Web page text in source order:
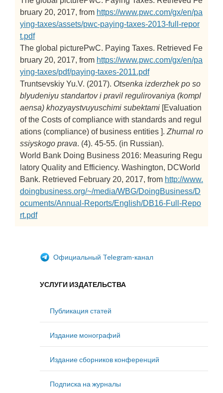
bruary 20, 2017, from https://www.pwc.com/gx/en/pa
ying-taxes/assets/pwc-paying-taxes-2013-full-repor
t.pdf
The global picturePwC. Paying Taxes. Retrieved Fe
bruary 20, 2017, from https://www.pwc.com/gx/en/pa
ying-taxes/pdf/paying-taxes-2011.pdf
Truntsevskiy Yu.V. (2017). Otsenka izderzhek po so
blyudeniyu standartov i pravil regulirovaniya (kompl
aensa) khozyaystvuyuschimi subektami [Evaluation
of the Costs of compliance with standards and regul
ations (compliance) of business entities ]. Zhurnal ro
ssiyskogo prava. (4). 45-55. (in Russian).
World Bank Doing Business 2016: Measuring Regu
latory Quality and Efficiency. Washington, DCWorld
Bank. Retrieved February 20, 2017, from http://www.
doingbusiness.org/~/media/WBG/DoingBusiness/D
ocuments/Annual-Reports/English/DB16-Full-Repo
rt.pdf
Официальный Telegram-канал
УСЛУГИ ИЗДАТЕЛЬСТВА
Публикация статей
Издание монографий
Издание сборников конференций
Подписка на журналы